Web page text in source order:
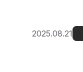
2025.08.21